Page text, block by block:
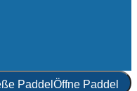
Paddel Öffne Paddel